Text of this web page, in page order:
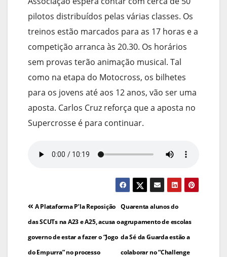
pilotos distribuídos pelas várias classes. Os
treinos estão marcados para as 17 horas e a
competição arranca às 20.30. Os horários
sem provas terão animação musical. Tal
como na etapa do Motocross, os bilhetes
para os jovens até aos 12 anos, vão ser uma
aposta. Carlos Cruz reforça que a aposta no
Supercrosse é para continuar.
Navegação
de
artigos
Quarenta alunos do
agrupamento de escolas
da Sé da Guarda estão a
colaborar no “Challenge
A Plataforma P’la Reposição
das SCUTs na A23 e A25, acusa o
governo de estar a fazer o “Jogo
do Empurra” no processo